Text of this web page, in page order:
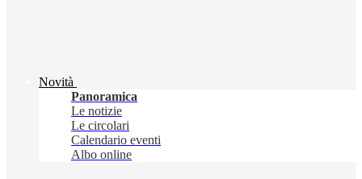
Novità
Panoramica
Le notizie
Le circolari
Calendario eventi
Albo online